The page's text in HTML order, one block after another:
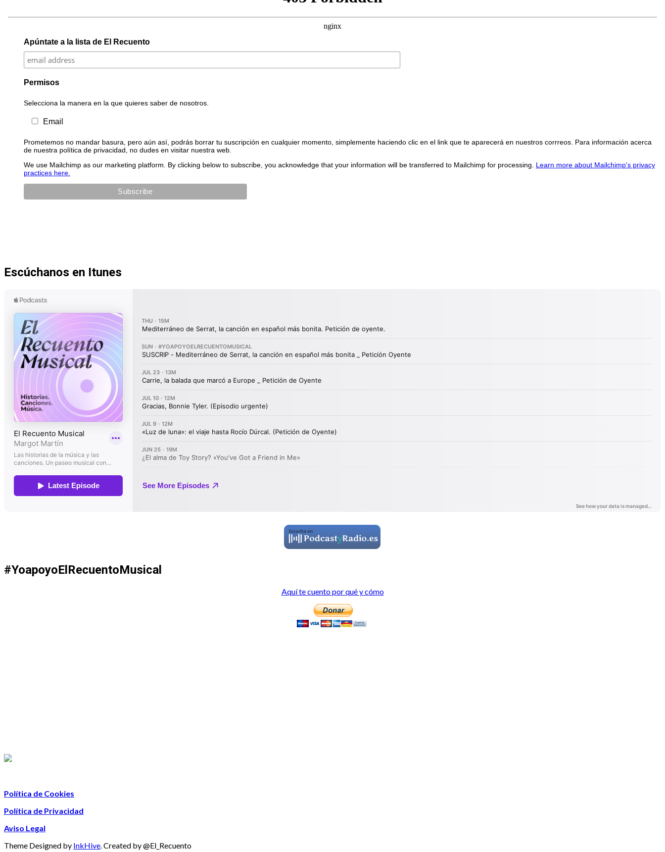
Apúntate a la lista de El Recuento
Permisos
Selecciona la manera en la que quieres saber de nosotros.
Email
Prometemos no mandar basura, pero aún así, podrás borrar tu suscripción en cualquier momento, simplemente haciendo clic en el link que te aparecerá en nuestros corrreos. Para información acerca
de nuestra política de privacidad, no dudes en visitar nuestra web.
We use Mailchimp as our marketing platform. By clicking below to subscribe, you acknowledge that your information will be transferred to Mailchimp for processing. Learn more about Mailchimp's privacy
practices here.
Escúchanos en Itunes
#YoapoyoElRecuentoMusical
Aquí te cuento por qué y cómo
Política de Cookies
Política de Privacidad
Aviso Legal
Theme Designed by InkHive Created by @El_Recuento